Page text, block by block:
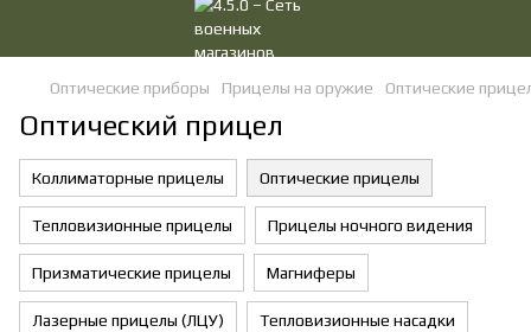
Оптические приборы Прицелы на оружие Оптические
Оптический прицел
Коллиматорные прицелы Оптические прицелы
Тепловизионные прицелы Прицелы ночного видения
Призматические прицелы Магниферы
Лазерные прицелы (ЛЦУ) Тепловизионные насадки